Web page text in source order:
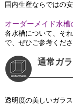
国内生産ならではの
オーダーメイド水槽
各水槽について、そ
で、ぜひご参考くださ
通常ガ
透明度の美しいガラ